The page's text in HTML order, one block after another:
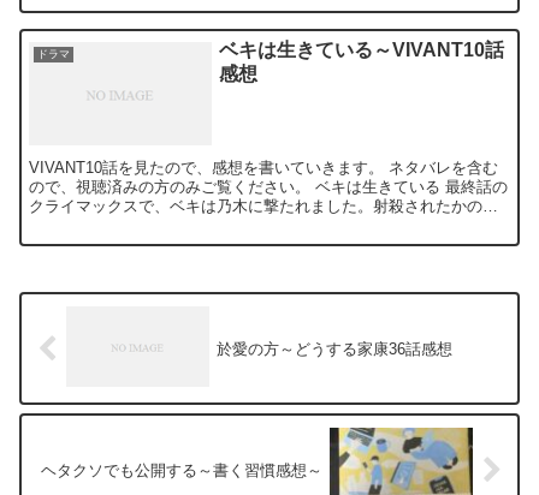
ど...
ドラマ
ベキは生きている～VIVANT10話
感想
VIVANT10話を見たので、感想を書いていきます。 ネタバレを含む
ので、視聴済みの方のみご覧ください。 ベキは生きている 最終話の
クライマックスで、ベキは乃木に撃たれました。射殺されたかのよ
於愛の方～どうする家康36話感想
ヘタクソでも公開する～書く習慣感想～